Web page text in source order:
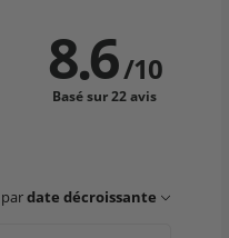
8.6/10
Basé sur 22 avis
date décroissante